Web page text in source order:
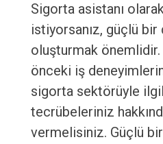
Sigorta asistanı
istiyorsanız, güçlü
oluşturmak
önceki iş
sigorta sektörüyle
tecrübeleriniz
vermelisiniz. Güçlü